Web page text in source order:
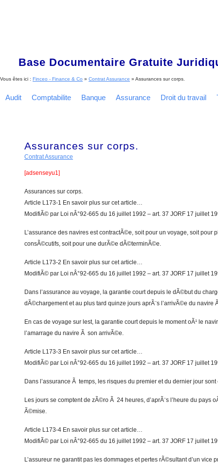
Base Documentaire Gratuite
Vous êtes ici : Finceo - Finance & Co » Contrat Assurance » Assurances sur corps.
Audit Comptabilite Banque Assurance Droit du travail
Assurances sur corps.
Contrat Assurance
[adsenseyu1]
Assurances sur corps.
Article L173-1 En savoir plus sur cet article…
ModifiÃ© par Loi nÂ°92-665 du 16 juillet 1992 – art. 37 JORF 17 juillet
L’assurance des navires est contractÃ©e, soit pour un voyage, soit pour
consÃ©cutifs, soit pour une durÃ©e dÃ©terminÃ©e.
Article L173-2 En savoir plus sur cet article…
ModifiÃ© par Loi nÂ°92-665 du 16 juillet 1992 – art. 37 JORF 17 juillet
Dans l’assurance au voyage, la garantie court depuis le dÃ©but du
dÃ©chargement et au plus tard quinze jours aprÃ¨s l’arrivÃ©e du navire
En cas de voyage sur lest, la garantie court depuis le moment oÃ¹ le
l’amarrage du navire Ã son arrivÃ©e.
Article L173-3 En savoir plus sur cet article…
ModifiÃ© par Loi nÂ°92-665 du 16 juillet 1992 – art. 37 JORF 17 juillet
Dans l’assurance Ã temps, les risques du premier et du dernier jour sont
Les jours se comptent de zÃ©ro Ã 24 heures, d’aprÃ¨s l’heure du pays
Ã©mise.
Article L173-4 En savoir plus sur cet article…
ModifiÃ© par Loi nÂ°92-665 du 16 juillet 1992 – art. 37 JORF 17 juillet
L’assureur ne garantit pas les dommages et pertes rÃ©sultant d’un vice